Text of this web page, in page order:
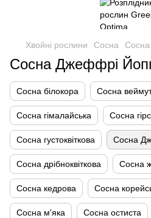
Хвойні рослини Сосна
Сосна Джеффрі
Сосна білокора Сосна
Сосна гімалайська Сосна
Сосна густоквіткова Сосна
Сосна дрібноквіткова Сосна
Сосна кедрова Сосна
Сосна м'яка Сосна остиста